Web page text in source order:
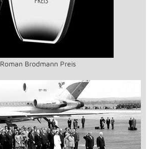
Roman Brodmann Preis